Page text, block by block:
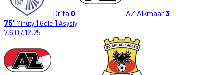
Drita 0 AZ Alkmaar 3
75' Minuty 1 Gole 1Asysty
7.6 07.12.25